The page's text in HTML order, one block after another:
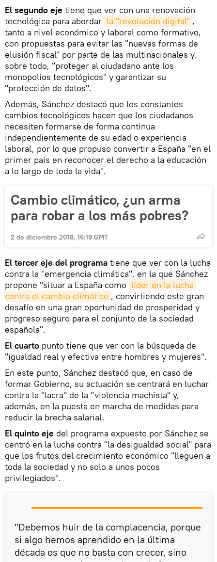
El segundo eje tiene que ver con una renovación
tecnológica para abordar la "revolución digital" ,
tanto a nivel económico y laboral como formativo,
con propuestas para evitar las "nuevas formas de
elusión fiscal" por parte de las multinacionales y,
sobre todo, "proteger al ciudadano ante los
monopolios tecnológicos" y garantizar su
"protección de datos".
Además, Sánchez destacó que los constantes
cambios tecnológicos hacen que los ciudadanos
necesiten formarse de forma continua
independientemente de su edad o experiencia
laboral, por lo que propuso convertir a España "en el
primer país en reconocer el derecho a la educación
a lo largo de toda la vida".
Cambio climático, ¿un arma
para robar a los más pobres?
2 de diciembre 2018, 16:19 GMT
El tercer eje del programa tiene que ver con la lucha
contra la "emergencia climática", en la que Sánchez
propone "situar a España como líder en la lucha
contra el cambio climático , convirtiendo este gran
desafío en una gran oportunidad de prosperidad y
progreso seguro para el conjunto de la sociedad
española".
El cuarto punto tiene que ver con la búsqueda de
"igualdad real y efectiva entre hombres y mujeres".
En este punto, Sánchez destacó que, en caso de
formar Gobierno, su actuación se centrará en luchar
contra la "lacra" de la "violencia machista" y,
además, en la puesta en marcha de medidas para
reducir la brecha salarial.
El quinto eje del programa expuesto por Sánchez se
centró en la lucha contra "la desigualdad social" para
que los frutos del crecimiento económico "lleguen a
toda la sociedad y no solo a unos pocos
privilegiados".
"Debemos huir de la complacencia, porque
si algo hemos aprendido en la última
década es que no basta con crecer, sino